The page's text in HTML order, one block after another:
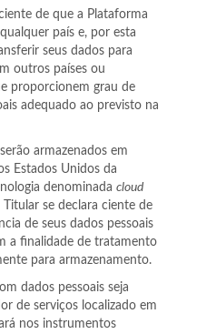
de que a Plataforma
país e, por esta
seus dados para
outros países ou
proporcionem grau de
adequado ao previsto na
armazenados em
Estados Unidos da
denominada cloud
Titular se declara ciente de
de seus dados pessoais
a finalidade de tratamento
para armazenamento.
dados pessoais seja
de serviços localizado em
nos instrumentos